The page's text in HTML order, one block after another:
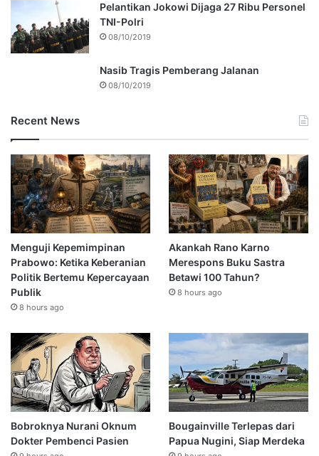
Pelantikan Jokowi Dijaga 27 Ribu Personel
TNI-Polri
08/10/2019
Nasib Tragis Pemberang Jalanan
08/10/2019
Recent News
Menguji Kepemimpinan
Prabowo: Ketika Keberanian
Politik Bertemu Kepercayaan
Publik
8 hours ago
Akankah Rano Karno
Merespons Buku Sastra
Betawi 100 Tahun?
8 hours ago
Bobroknya Nurani Oknum
Dokter Pembenci Pasien
Bougainville Terlepas dari
Papua Nugini, Siap Merdeka